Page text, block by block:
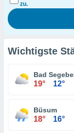
zu.
Wichtigste
Bad
19° 12°
Büsum
18° 16°